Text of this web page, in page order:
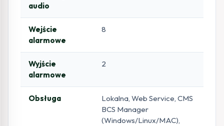
audio
Wejście
alarmowe
8
Wyjście
alarmowe
2
Obsługa
Lokalna, Web Service, CMS
BCS Manager
(Windows/Linux/MAC),